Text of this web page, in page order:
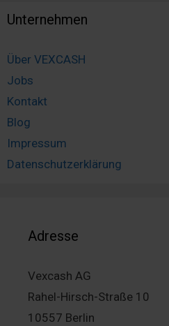
Unternehmen
Über VEXCASH
Jobs
Kontakt
Blog
Impressum
Datenschutzerklärung
Adresse
Vexcash AG
Rahel-Hirsch-Straße 10
10557 Berlin